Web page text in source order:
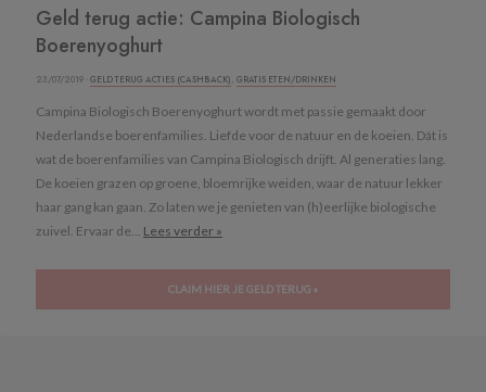
Geld terug actie: Campina Biologisch
Boerenyoghurt
23/07/2019 · GELD TERUG ACTIES (CASHBACK), GRATIS ETEN/DRINKEN
Campina Biologisch Boerenyoghurt wordt met passie gemaakt door
Nederlandse boerenfamilies. Liefde voor de natuur en de koeien. Dát is
wat de boerenfamilies van Campina Biologisch drijft. Al generaties lang.
De koeien grazen op groene, bloemrijke weiden, waar de natuur lekker
haar gang kan gaan. Zo laten we je genieten van (h)eerlijke biologische
zuivel. Ervaar de... Lees verder »
CLAIM HIER JE GELD TERUG »